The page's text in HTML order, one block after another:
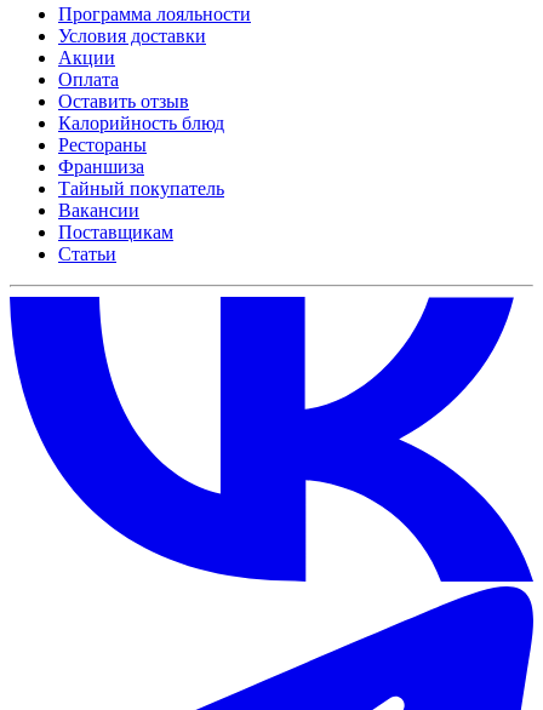
Программа лояльности
Условия доставки
Акции
Оплата
Оставить отзыв
Калорийность блюд
Рестораны
Франшиза
Тайный покупатель
Вакансии
Поставщикам
Статьи